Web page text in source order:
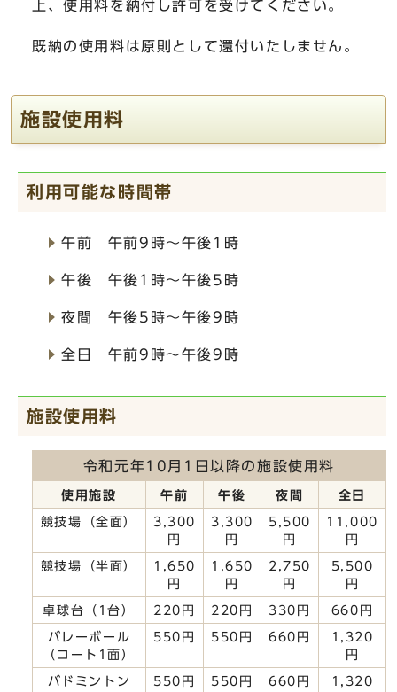
上、使用料を納付し許可を受けてください。
既納の使用料は原則として還付いたしません。
施設使用料
利用可能な時間帯
午前 午前9時～午後1時
午後 午後1時～午後5時
夜間 午後5時～午後9時
全日 午前9時～午後9時
施設使用料
令和元年10月1日以降の施設使用料
使用施設 午前 午後 夜間 全日
競技場（全面）
3,300
円
3,300
円
5,500
円
11,000
円
競技場（半面）
1,650
円
1,650
円
2,750
円
5,500
円
卓球台（1台） 220円 220円 330円 660円
バレーボール
（コート1面）
550円 550円 660円
1,320
円
バドミントン
550円 550円 660円
1,320